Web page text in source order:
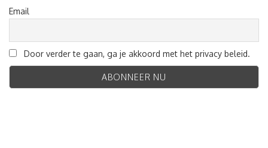
Email
Door verder te gaan, ga je akkoord met het privacy beleid.